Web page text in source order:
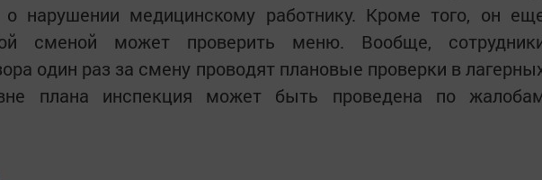
нарушении медицинскому работнику. Кроме того, он
сменой может проверить меню. Вообще,
один раз за смену проводят плановые проверки в
плана инспекция может быть проведена по